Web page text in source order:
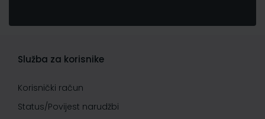
Služba za korisnike
Korisnički račun
Status/Povijest narudžbi